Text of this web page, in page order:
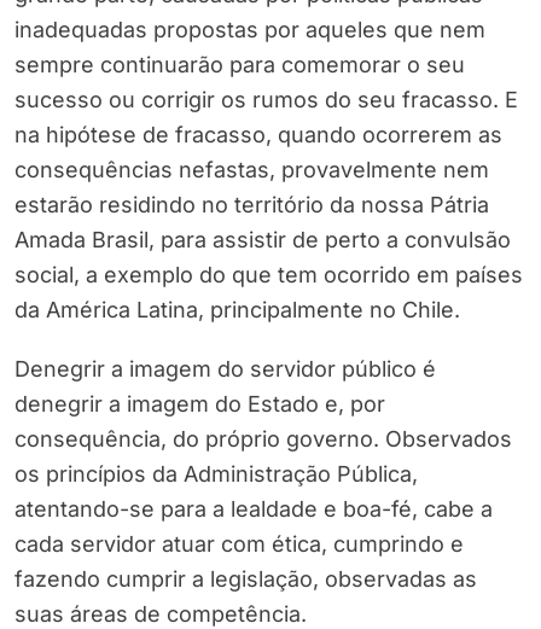
inadequadas propostas por aqueles que nem
sempre continuarão para comemorar o seu
sucesso ou corrigir os rumos do seu fracasso. E
na hipótese de fracasso, quando ocorrerem as
consequências nefastas, provavelmente nem
estarão residindo no território da nossa Pátria
Amada Brasil, para assistir de perto a convulsão
social, a exemplo do que tem ocorrido em países
da América Latina, principalmente no Chile.
Denegrir a imagem do servidor público é
denegrir a imagem do Estado e, por
consequência, do próprio governo. Observados
os princípios da Administração Pública,
atentando-se para a lealdade e boa-fé, cabe a
cada servidor atuar com ética, cumprindo e
fazendo cumprir a legislação, observadas as
suas áreas de competência.